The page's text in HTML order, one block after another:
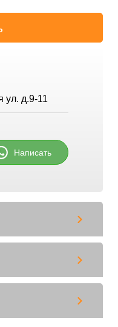
ул. д.9-11
Написать